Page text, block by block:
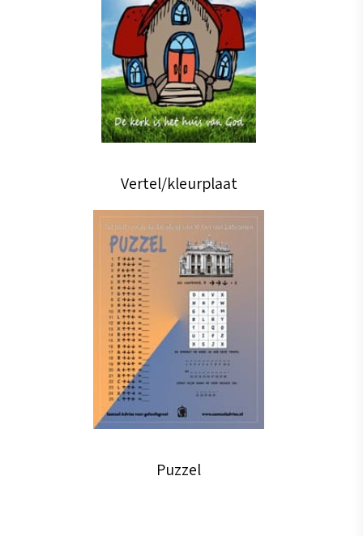
Vertel/kleurplaat
Puzzel